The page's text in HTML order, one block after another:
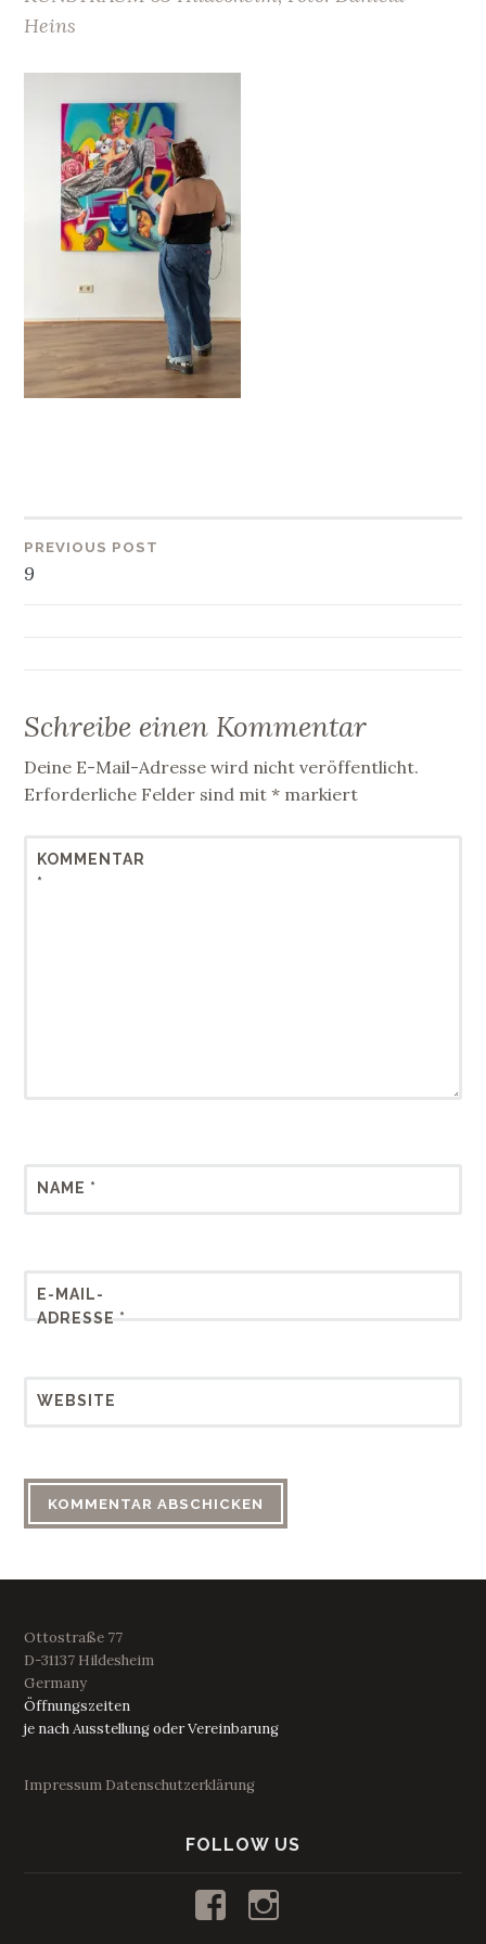
Heins
Beitragsnavigation
PREVIOUS POST
9
Schreibe einen Kommentar
Deine E-Mail-Adresse wird nicht veröffentlicht.
Erforderliche Felder sind mit* markiert
KOMMENTAR
*
NAME *
E-MAIL-
ADRESSE *
WEBSITE
Ottostraße 77
D-31137 Hildesheim
Germany
Öffnungszeiten
je nach Ausstellung oder Vereinbarung
Impressum Datenschutzerklärung
FOLLOW US
Profil
von